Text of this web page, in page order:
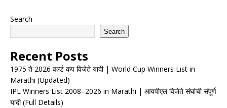
Search
Search
Recent Posts
1975 ते 2026 वर्ल्ड कप विजेते यादी | World Cup Winners List in
Marathi (Updated)
IPL Winners List 2008–2026 in Marathi | आयपीएल विजेते संघांची संपूर्ण
यादी (Full Details)